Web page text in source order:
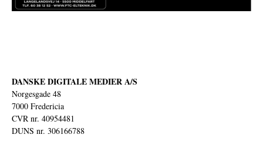
DANSKE DIGITALE MEDIER A/S
Norgesgade 48
7000 Fredericia
CVR nr. 40954481
DUNS nr. 306166788